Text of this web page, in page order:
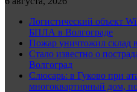
Логистический объект
БПЛА в Волгограде
Пожар уничтожил склад
Стало известно о
Волгоград
Слюсарь: в Гуково при
многоквартирный дом,